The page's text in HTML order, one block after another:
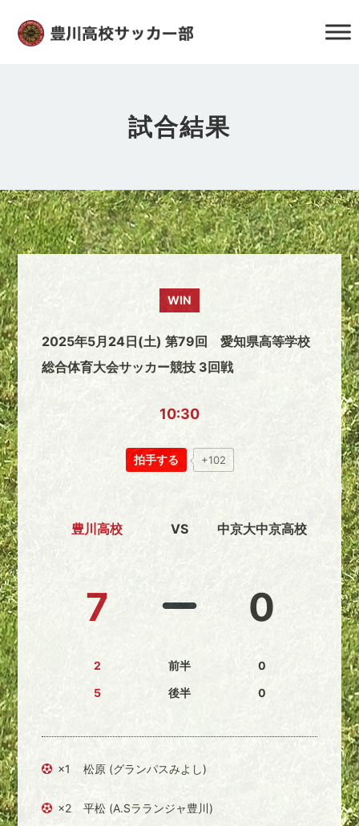
試合結果
WIN
2025年5月24日(土) 第79回 愛知県高等学校
総合体育大会サッカー競技 3回戦
10:30
拍手する +102
豊川高校
7
2
5
VS
前半
後半
中京大中京高校
0
0
0
松原 (グランパスみよし)
×1
平松 (A.Sラランジャ豊川)
×2